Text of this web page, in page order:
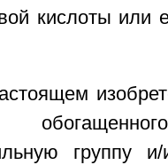
кислоты или
группу и/